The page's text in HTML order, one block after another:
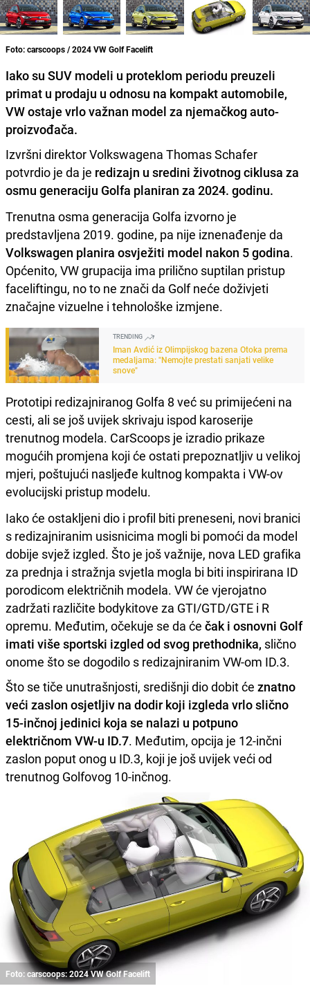
Foto: carscoops / 2024 VW Golf Facelift
Iako su SUV modeli u proteklom periodu preuzeli
primat u prodaju u odnosu na kompakt automobile,
VW ostaje vrlo važnan model za njemačkog auto-
proizvođača.
Izvršni direktor Volkswagena Thomas Schafer
potvrdio je da je redizajn u sredini životnog ciklusa za
osmu generaciju Golfa planiran za 2024. godinu.
Trenutna osma generacija Golfa izvorno je
predstavljena 2019. godine, pa nije iznenađenje da
Volkswagen planira osvježiti model nakon 5 godina.
Općenito, VW grupacija ima prilično suptilan pristup
faceliftingu, no to ne znači da Golf neće doživjeti
značajne vizuelne i tehnološke izmjene.
TRENDING
Iman Avdić iz Olimpijskog bazena Otoka prema
medaljama: "Nemojte prestati sanjati velike
snove"
Prototipi redizajniranog Golfa 8 već su primijećeni na
cesti, ali se još uvijek skrivaju ispod karoserije
trenutnog modela. CarScoops je izradio prikaze
mogućih promjena koji će ostati prepoznatljiv u velikoj
mjeri, poštujući nasljeđe kultnog kompakta i VW-ov
evolucijski pristup modelu.
Iako će ostakljeni dio i profil biti preneseni, novi branici
s redizajniranim usisnicima mogli bi pomoći da model
dobije svjež izgled. Što je još važnije, nova LED grafika
za prednja i stražnja svjetla mogla bi biti inspirirana ID
porodicom električnih modela. VW će vjerojatno
zadržati različite bodykitove za GTI/GTD/GTE i R
opremu. Međutim, očekuje se da će čak i osnovni Golf
imati više sportski izgled od svog prethodnika, slično
onome što se dogodilo s redizajniranim VW-om ID.3.
Što se tiče unutrašnjosti, središnji dio dobit će znatno
veći zaslon osjetljiv na dodir koji izgleda vrlo slično
15-inčnoj jedinici koja se nalazi u potpuno
električnom VW-u ID.7. Međutim, opcija je 12-inčni
zaslon poput onog u ID.3, koji je još uvijek veći od
trenutnog Golfovog 10-inčnog.
Foto: carscoops: 2024 VW Golf Facelift